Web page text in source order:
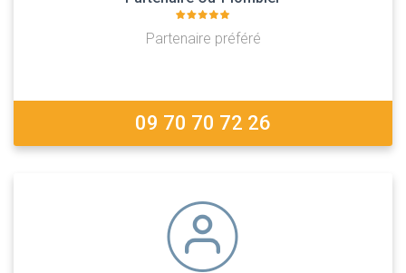
Partenaire préféré
09 70 70 72 26